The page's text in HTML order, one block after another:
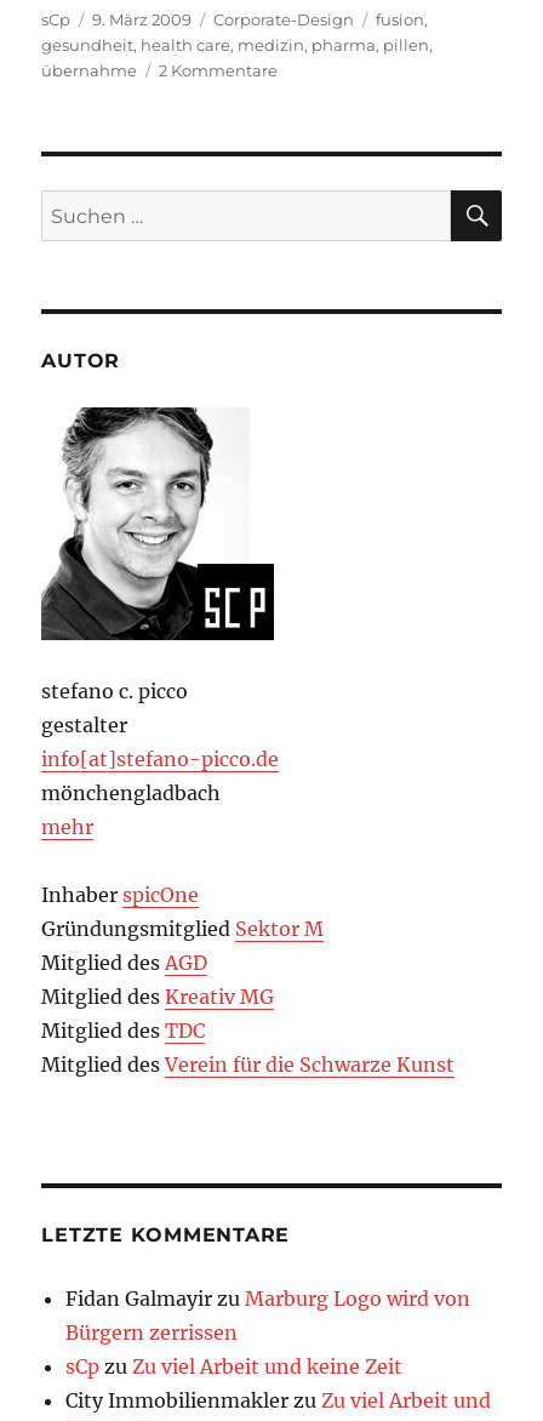
Autor
sCp
Veröffentlicht
am
9. März 2009 Kategorien
Corporate-Design Schlagwörter
fusion,
gesundheit, health care, medizin, pharma, pillen,
übernahme
2 Kommentarezu
Schering-
*Update*
Suchen
nach:
AUTOR
stefano c. picco
gestalter
info[at]stefano-picco.de
mönchengladbach
mehr
InhaberspicOne
Gründungsmitglied Sektor M
Mitglied desAGD
Mitglied desKreativ MG
Mitglied desTDC
Mitglied desVerein für die Schwarze Kunst
LETZTE KOMMENTARE
Fidan Galmayir zuMarburg Logo wird von
Bürgern zerrissen
sCp zuZu viel Arbeit und keine Zeit
City Immobilienmakler zuZu viel Arbeit und